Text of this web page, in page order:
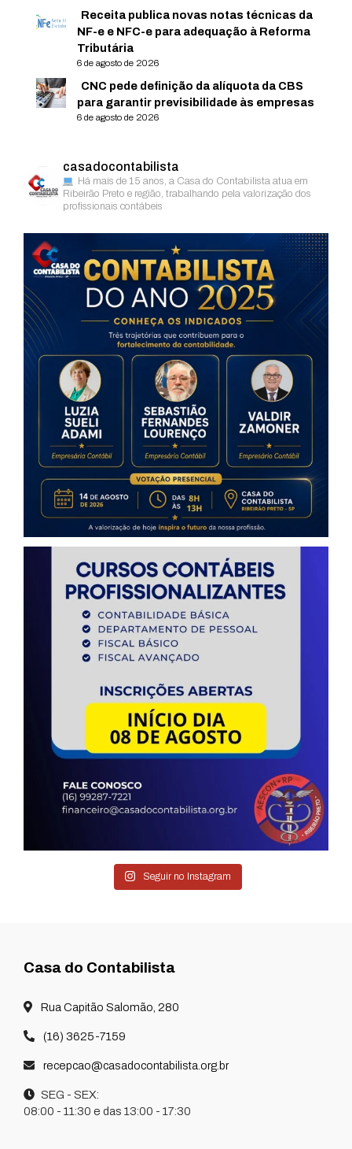
Receita publica novas notas técnicas da
NF-e e NFC-e para adequação à Reforma
Tributária
6 de agosto de 2026
CNC pede definição da alíquota da CBS
para garantir previsibilidade às empresas
6 de agosto de 2026
casadocontabilista
Há mais de 15 anos, a Casa do Contabilista atua em
Ribeirão Preto e região, trabalhando pela valorização dos
profissionais contábeis
Seguir no Instagram
Casa do Contabilista
Rua Capitão Salomão, 280
(16) 3625-7159
recepcao@casadocontabilista.org.br
SEG - SEX:
08:00 - 11:30 e das 13:00 - 17:30